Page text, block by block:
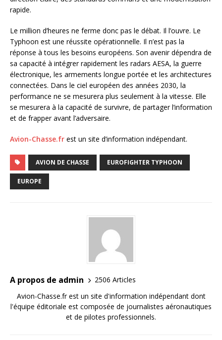
rapide.
Le million d’heures ne ferme donc pas le débat. Il l’ouvre. Le
Typhoon est une réussite opérationnelle. Il n’est pas la
réponse à tous les besoins européens. Son avenir dépendra de
sa capacité à intégrer rapidement les radars AESA, la guerre
électronique, les armements longue portée et les architectures
connectées. Dans le ciel européen des années 2030, la
performance ne se mesurera plus seulement à la vitesse. Elle
se mesurera à la capacité de survivre, de partager l’information
et de frapper avant l’adversaire.
Avion-Chasse.fr est un site d’information indépendant.
AVION DE CHASSE EUROFIGHTER TYPHOON
EUROPE
A propos de admin
2506 Articles
Avion-Chasse.fr est un site d'information indépendant dont
l'équipe éditoriale est composée de journalistes aéronautiques
et de pilotes professionnels.